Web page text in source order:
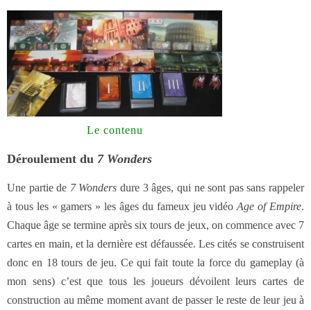
Le contenu
Déroulement du 7 Wonders
Une partie de 7 Wonders dure 3 âges, qui ne sont pas sans rappeler
à tous les « gamers » les âges du fameux jeu vidéoAge of Empire.
Chaque âge se termine après six tours de jeux, on commence avec 7
cartes en main, et la dernière est défaussée. Les cités se construisent
donc en 18 tours de jeu. Ce qui fait toute la force du gameplay (à
mon sens) c’est que tous les joueurs dévoilent leurs cartes de
construction au même moment avant de passer le reste de leur jeu à